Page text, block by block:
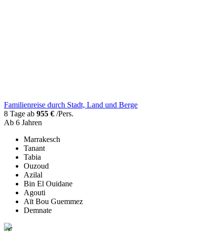
Familienreise durch Stadt, Land und Berge
8 Tage ab 955 € /Pers.
Ab 6 Jahren
Marrakesch
Tanant
Tabia
Ouzoud
Azilal
Bin El Ouidane
Agouti
Aït Bou Guemmez
Demnate